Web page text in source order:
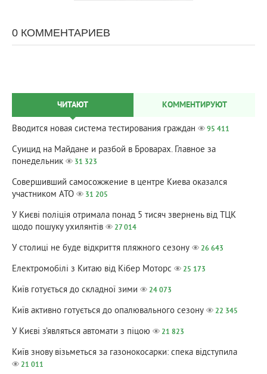
0 КОММЕНТАРИЕВ
ЧИТАЮТ КОММЕНТИРУЮТ
Вводится новая система тестирования граждан 95 411
Суицид на Майдане и разбой в Броварах. Главное за
понедельник
31 323
Совершивший самосожжение в центре Киева оказался
участником АТО
31 205
У Києві поліція отримала понад 5 тисяч звернень від ТЦК
щодо пошуку ухилянтів
27 014
У столиці не буде відкриття пляжного сезону 26 643
Електромобілі з Китаю від Кібер Моторс 25 173
Київ готується до складної зими 24 073
Київ активно готується до опалювального сезону 22 345
У Києві з’являться автомати з піцою 21 823
Київ знову візьметься за газонокосарки: спека відступила
21 011